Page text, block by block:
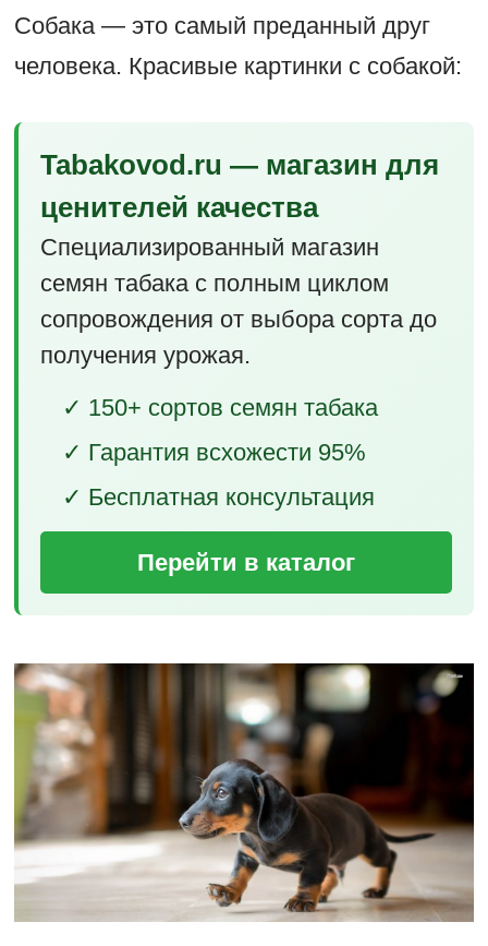
Собака — это самый преданный друг
человека. Красивые картинки с собакой:
Tabakovod.ru — магазин для
ценителей качества
Специализированный магазин
семян табака с полным циклом
сопровождения от выбора сорта до
получения урожая.
✓ 150+ сортов семян табака
✓ Гарантия всхожести 95%
✓ Бесплатная консультация
Перейти в каталог